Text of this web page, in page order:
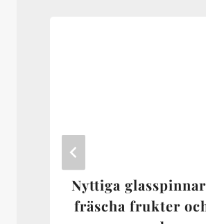
Nyttiga
fräscha frukter